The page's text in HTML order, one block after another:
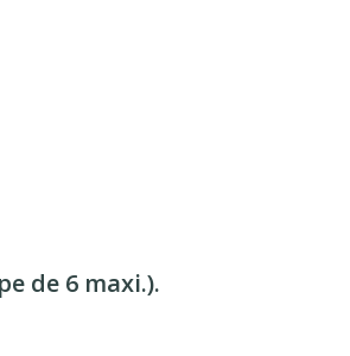
de 6 maxi.).